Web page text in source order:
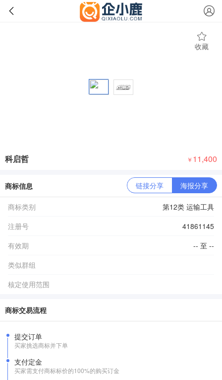
收藏
科启哲 ￥ 11,400
商标信息 链接分享 海报分享
商标类别
第12类 运输工具
注册号
41861145
有效期
-- 至 --
类似群组
核定使用范围
商标交易流程
提交订单
买家挑选商标并下单
支付定金
买家需支付商标标价的100%的购买订金